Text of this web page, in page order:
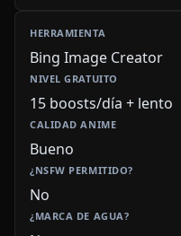
Bing Image Creator
15 boosts/día + lento
Bueno
No